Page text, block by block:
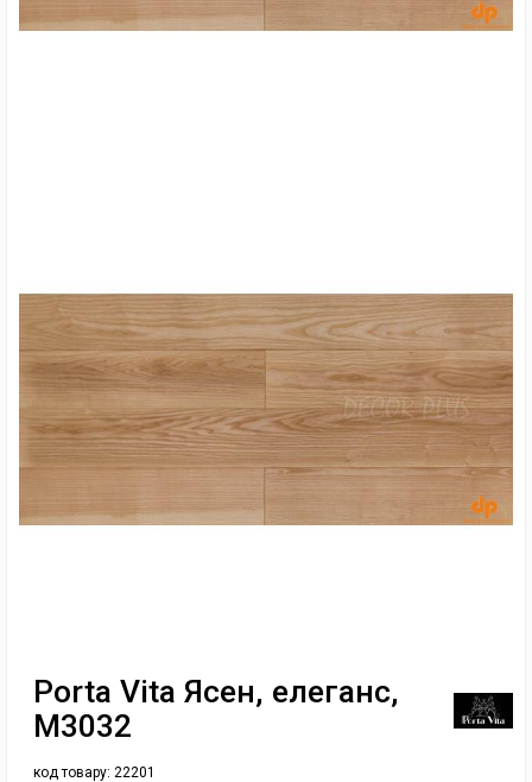
Porta Vita Ясен, елеганс,
М3032
код товару: 22201